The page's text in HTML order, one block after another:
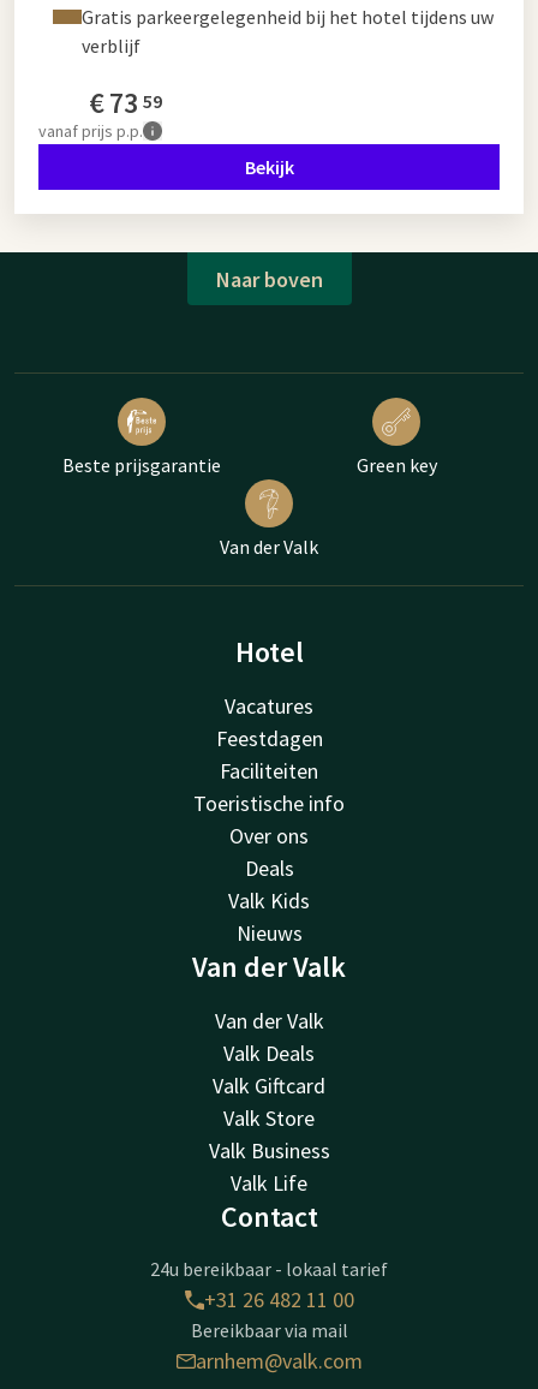
Gratis parkeergelegenheid bij het hotel tijdens uw
verblijf
€73 59
vanafprijs p.p.
Bekijk
Naar boven
Beste prijsgarantie Green key
Van der Valk
Hotel
Vacatures
Feestdagen
Faciliteiten
Toeristische info
Over ons
Deals
Valk Kids
Nieuws
Van der Valk
Van der Valk
Valk Deals
Valk Giftcard
Valk Store
Valk Business
Valk Life
Contact
24u bereikbaar - lokaal tarief
+31 26 482 11 00
Bereikbaar via mail
arnhem@valk.com